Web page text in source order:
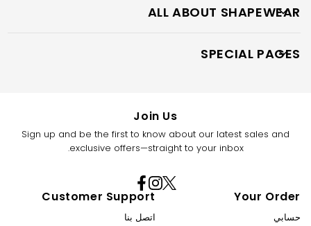
ALL ABOUT SHAPEWEAR
SPECIAL PAGES
Your Order
حسابي
Customer Support
اتصل بنا
Join Us
Sign up and be the first to know about our latest sales and
exclusive offers—straight to your inbox.
Facebook
Instagram